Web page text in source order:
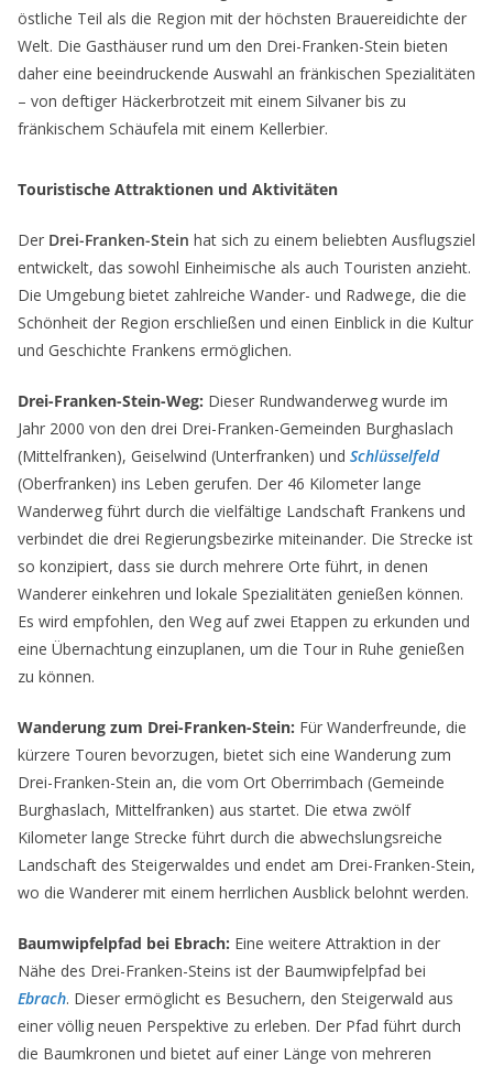
östliche Teil als die Region mit der höchsten Brauereidichte der
Welt. Die Gasthäuser rund um den Drei-Franken-Stein bieten
daher eine beeindruckende Auswahl an fränkischen Spezialitäten
– von deftiger Häckerbrotzeit mit einem Silvaner bis zu
fränkischem Schäufela mit einem Kellerbier.
Touristische Attraktionen und Aktivitäten
Der Drei-Franken-Stein hat sich zu einem beliebten Ausflugsziel
entwickelt, das sowohl Einheimische als auch Touristen anzieht.
Die Umgebung bietet zahlreiche Wander- und Radwege, die die
Schönheit der Region erschließen und einen Einblick in die Kultur
und Geschichte Frankens ermöglichen.
Drei-Franken-Stein-Weg: Dieser Rundwanderweg wurde im
Jahr 2000 von den drei Drei-Franken-Gemeinden Burghaslach
(Mittelfranken), Geiselwind (Unterfranken) und Schlüsselfeld
(Oberfranken) ins Leben gerufen. Der 46 Kilometer lange
Wanderweg führt durch die vielfältige Landschaft Frankens und
verbindet die drei Regierungsbezirke miteinander. Die Strecke ist
so konzipiert, dass sie durch mehrere Orte führt, in denen
Wanderer einkehren und lokale Spezialitäten genießen können.
Es wird empfohlen, den Weg auf zwei Etappen zu erkunden und
eine Übernachtung einzuplanen, um die Tour in Ruhe genießen
zu können.
Wanderung zum Drei-Franken-Stein: Für Wanderfreunde, die
kürzere Touren bevorzugen, bietet sich eine Wanderung zum
Drei-Franken-Stein an, die vom Ort Oberrimbach (Gemeinde
Burghaslach, Mittelfranken) aus startet. Die etwa zwölf
Kilometer lange Strecke führt durch die abwechslungsreiche
Landschaft des Steigerwaldes und endet am Drei-Franken-Stein,
wo die Wanderer mit einem herrlichen Ausblick belohnt werden.
Baumwipfelpfad bei Ebrach: Eine weitere Attraktion in der
Nähe des Drei-Franken-Steins ist der Baumwipfelpfad bei
Ebrach. Dieser ermöglicht es Besuchern, den Steigerwald aus
einer völlig neuen Perspektive zu erleben. Der Pfad führt durch
die Baumkronen und bietet auf einer Länge von mehreren